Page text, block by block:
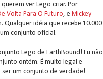
ver Lego criar. Por
Volta Para O Futuro, e Mickey
idéia que recebe 10.000
conjunto oficial.
Lego de EarthBound! Eu não
ontém. É muito legal e
um conjunto de verdade!